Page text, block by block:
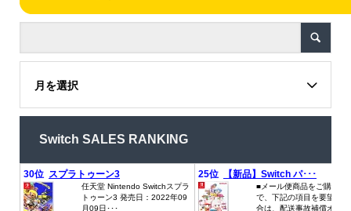
月を選択
Switch SALES RANKING